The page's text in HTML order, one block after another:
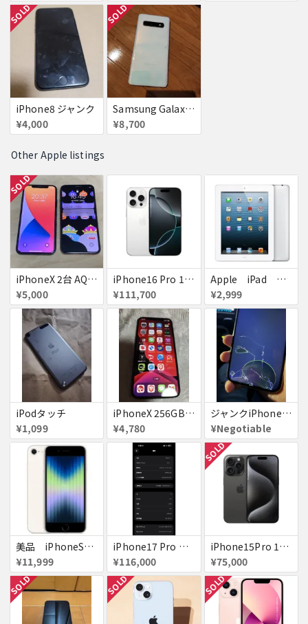
SOLD
iPhone8 ジャンク
¥4,000
SOLD
Samsung Galaxy S10
¥8,700
Other Apple listings
SOLD
iPhoneX 2台 AQUOSsense5g ジャンク品
¥5,000
iPhone16 Pro 128GB ホワイトチタニウム docomo 送料無料
¥111,700
Apple iPad ミニ
¥2,999
iPodタッチ
¥1,099
iPhoneX 256GB ▲softbank ジャンク スペースグレイ A1902 送料無料
¥4,780
ジャンクiPhone13ProMax 128GB ドコモ
¥Negotiable
美品 iPhoneSE２ ｉＯＳ１８
¥11,999
iPhone17 Pro Max 256GB 画面割れ
¥116,000
SOLD
iPhone15Pro 128GB ブラックチタニウム au
¥75,000
SOLD SOLD SOLD